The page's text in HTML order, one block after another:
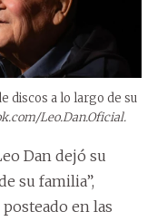
discos a lo largo de su
Leo.Dan.Oficial.
Dan dejó su
su familia”,
en las